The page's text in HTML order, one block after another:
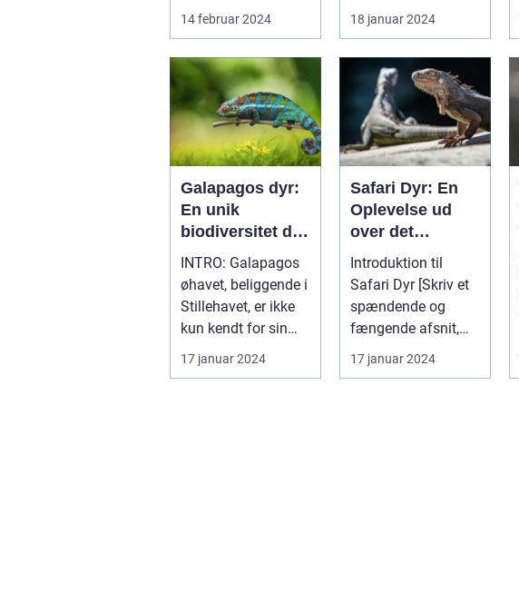
firbenede ven; det er
14 februar 2024
fascinerende
krybdyr, som har
vundet...
18 januar 2024
Galapagos dyr:
En unik
biodiversitet du
bør kende til
INTRO: Galapagos
øhavet, beliggende i
Stillehavet, er ikke
kun kendt for sin
storslåede natur og
bet...
17 januar 2024
Safari Dyr: En
Oplevelse ud
over det
sædvanlige
Introduktion til
Safari Dyr [Skriv et
spændende og
fængende afsnit,
der får læserens
interesse ved ...
17 januar 2024